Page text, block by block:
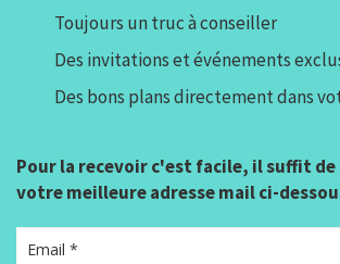
Toujours un truc à conseiller
Des invitations et événements
Des bons plans directement dans
Pour la recevoir c'est facile, il suffit de
votre meilleure adresse mail ci-